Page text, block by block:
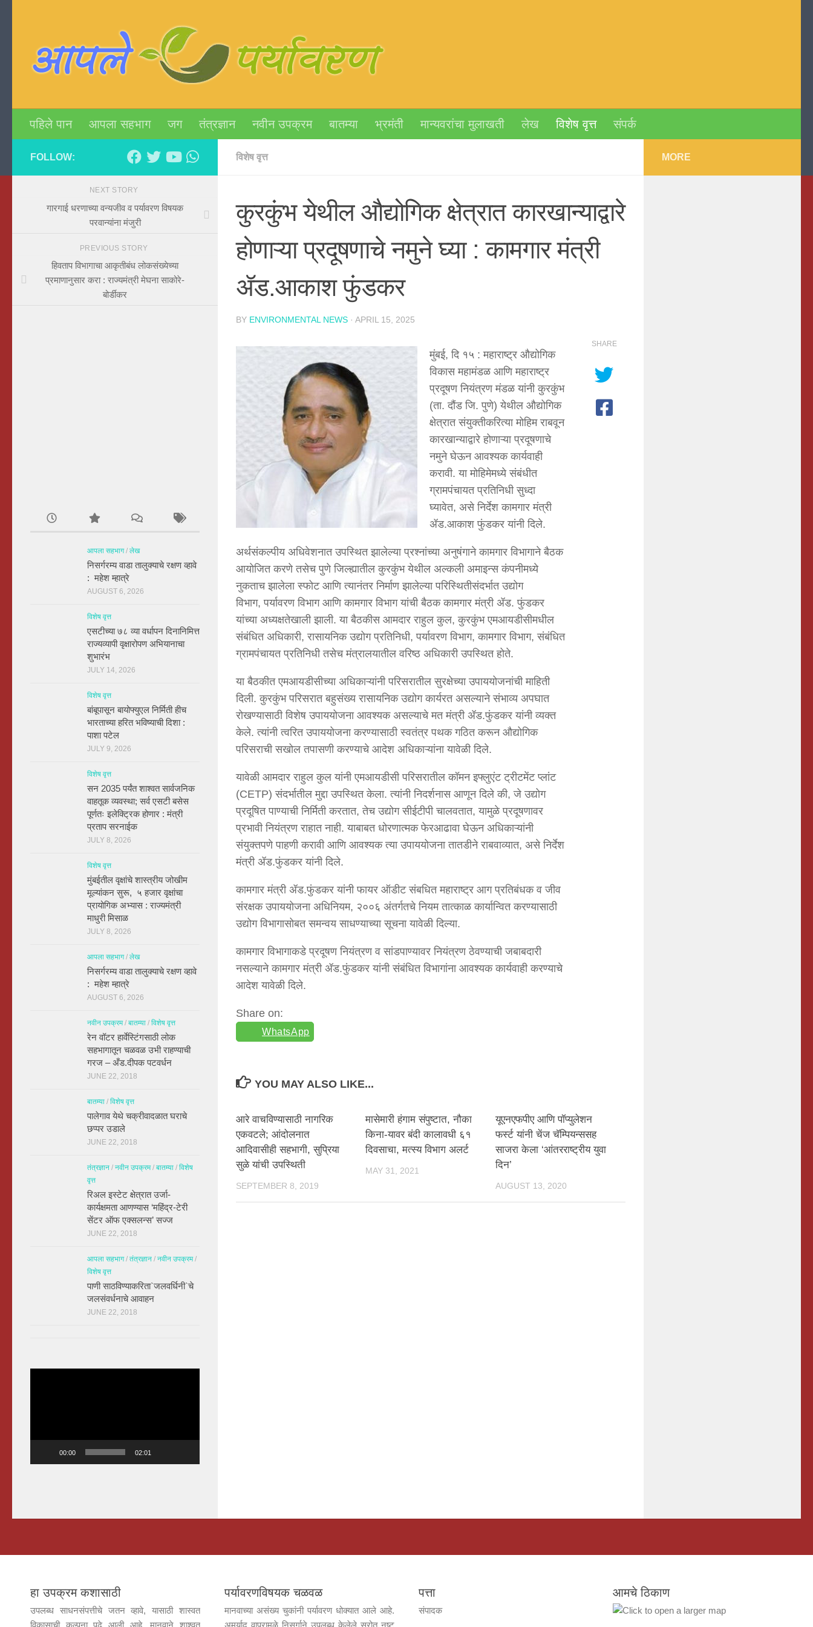
पहिले पान आपला सहभाग जग तंत्रज्ञान नवीन उपक्रम बातम्या भ्रमंती मान्यवरांचा मुलाखती लेख विशेष वृत्त संपर्क
विशेष वृत्त
कुरकुंभ येथील औद्योगिक क्षेत्रात कारखान्याद्वारे
होणाऱ्या प्रदूषणाचे नमुने घ्या : कामगार मंत्री
ॲड.आकाश फुंडकर
BY ENVIRONMENTAL NEWS · APRIL 15, 2025
मुंबई, दि १५ : महाराष्ट्र औद्योगिक
विकास महामंडळ आणि महाराष्ट्र
प्रदूषण नियंत्रण मंडळ यांनी कुरकुंभ
(ता. दौंड जि. पुणे) येथील औद्योगिक
क्षेत्रात संयुक्तीकरित्या मोहिम राबवून
कारखान्याद्वारे होणाऱ्या प्रदूषणाचे
नमुने घेऊन आवश्यक कार्यवाही
करावी. या मोहिमेमध्ये संबंधीत
ग्रामपंचायत प्रतिनिधी सुध्दा
घ्यावेत, असे निर्देश कामगार मंत्री
ॲड.आकाश फुंडकर यांनी दिले.
अर्थसंकल्पीय अधिवेशनात उपस्थित झालेल्या प्रश्नांच्या अनुषंगाने कामगार विभागाने बैठक
आयोजित करणे तसेच पुणे जिल्ह्यातील कुरकुंभ येथील अल्कली अमाइन्स कंपनीमध्ये
नुकताच झालेला स्फोट आणि त्यानंतर निर्माण झालेल्या परिस्थितीसंदर्भात उद्योग
विभाग, पर्यावरण विभाग आणि कामगार विभाग यांची बैठक कामगार मंत्री ॲड. फुंडकर
यांच्या अध्यक्षतेखाली झाली. या बैठकीस आमदार राहुल कुल, कुरकुंभ एमआयडीसीमधील
संबंधित अधिकारी, रासायनिक उद्योग प्रतिनिधी, पर्यावरण विभाग, कामगार विभाग, संबंधित
ग्रामपंचायत प्रतिनिधी तसेच मंत्रालयातील वरिष्ठ अधिकारी उपस्थित होते.
या बैठकीत एमआयडीसीच्या अधिकाऱ्यांनी परिसरातील सुरक्षेच्या उपाययोजनांची माहिती
दिली. कुरकुंभ परिसरात बहुसंख्य रासायनिक उद्योग कार्यरत असल्याने संभाव्य अपघात
रोखण्यासाठी विशेष उपाययोजना आवश्यक असल्याचे मत मंत्री ॲड.फुंडकर यांनी व्यक्त
केले. त्यांनी त्वरित उपाययोजना करण्यासाठी स्वतंत्र पथक गठित करून औद्योगिक
परिसराची सखोल तपासणी करण्याचे आदेश अधिकाऱ्यांना यावेळी दिले.
यावेळी आमदार राहुल कुल यांनी एमआयडीसी परिसरातील कॉमन इफ्लुएंट ट्रीटमेंट प्लांट
(CETP) संदर्भातील मुद्दा उपस्थित केला. त्यांनी निदर्शनास आणून दिले की, जे उद्योग
प्रदूषित पाण्याची निर्मिती करतात, तेच उद्योग सीईटीपी चालवतात, यामुळे प्रदूषणावर
प्रभावी नियंत्रण राहात नाही. याबाबत धोरणात्मक फेरआढावा घेऊन अधिकाऱ्यांनी
संयुक्तपणे पाहणी करावी आणि आवश्यक त्या उपाययोजना तातडीने राबवाव्यात, असे निर्देश
मंत्री ॲड.फुंडकर यांनी दिले.
कामगार मंत्री ॲड.फुंडकर यांनी फायर ऑडीट संबधित महाराष्ट्र आग प्रतिबंधक व जीव
संरक्षक उपाययोजना अधिनियम, २००६ अंतर्गतचे नियम तात्काळ कार्यान्वित करण्यासाठी
उद्योग विभागासोबत समन्वय साधण्याच्या सूचना यावेळी दिल्या.
कामगार विभागाकडे प्रदूषण नियंत्रण व सांडपाण्यावर नियंत्रण ठेवण्याची जबाबदारी
नसल्याने कामगार मंत्री ॲड.फुंडकर यांनी संबंधित विभागांना आवश्यक कार्यवाही करण्याचे
आदेश यावेळी दिले.
Share on:
WhatsApp
SHARE
YOU MAY ALSO LIKE...
आरे वाचविण्यासाठी नागरिक
एकवटले; आंदोलनात
आदिवासीही सहभागी, सुप्रिया
सुळे यांची उपस्थिती
SEPTEMBER 8, 2019
मासेमारी हंगाम संपुष्टात, नौका
किना-यावर बंदी कालावधी ६१
दिवसाचा, मत्स्य विभाग अलर्ट
MAY 31, 2021
यूएनएफपीए आणि पॉप्युलेशन
फर्स्ट यांनी चेंज चॅम्पियन्ससह
साजरा केला ‘आंतरराष्ट्रीय युवा
दिन’
AUGUST 13, 2020
FOLLOW:
NEXT STORY
गारगाई धरणाच्या वन्यजीव व पर्यावरण विषयक
परवान्यांना मंजुरी
PREVIOUS STORY
हिवताप विभागाचा आकृतीबंध लोकसंख्येच्या
प्रमाणानुसार करा : राज्यमंत्री मेघना साकोरे-
बोर्डीकर
आपला सहभाग/ लेख
निसर्गरम्य वाडा तालुक्याचे रक्षण व्हावे
: महेश म्हात्रे
AUGUST 6, 2026
विशेष वृत्त
एसटीच्या ७८ व्या वर्धापन दिनानिमित्त
राज्यव्यापी वृक्षारोपण अभियानाचा
शुभारंभ
JULY 14, 2026
विशेष वृत्त
बांबूपासून बायोफ्युएल निर्मिती हीच
भारताच्या हरित भविष्याची दिशा :
पाशा पटेल
JULY 9, 2026
विशेष वृत्त
सन 2035 पर्यंत शाश्वत सार्वजनिक
वाहतूक व्यवस्था; सर्व एसटी बसेस
पूर्णतः इलेक्ट्रिक होणार : मंत्री
प्रताप सरनाईक
JULY 8, 2026
विशेष वृत्त
मुंबईतील वृक्षांचे शास्त्रीय जोखीम
मूल्यांकन सुरू, ५ हजार वृक्षांचा
प्रायोगिक अभ्यास : राज्यमंत्री
माधुरी मिसाळ
JULY 8, 2026
आपला सहभाग/ लेख
निसर्गरम्य वाडा तालुक्याचे रक्षण व्हावे
: महेश म्हात्रे
AUGUST 6, 2026
नवीन उपक्रम/ बातम्या / विशेष वृत्त
रेन वॉटर हार्वेस्टिंगसाठी लोक
सहभागातून चळवळ उभी राहण्याची
गरज – अँड.दीपक पटवर्धन
JUNE 22, 2018
बातम्या / विशेष वृत्त
पालेगाव येथे चक्रीवादळात घराचे
छप्पर उडाले
JUNE 22, 2018
तंत्रज्ञान / नवीन उपक्रम/ बातम्या / विशेष
वृत्त
रिअल इस्टेट क्षेत्रात उर्जा-
कार्यक्षमता आणण्यास ‘महिंद्र-टेरी
सेंटर ऑफ एक्सलन्स’ सज्ज
JUNE 22, 2018
आपला सहभाग/ तंत्रज्ञान / नवीन उपक्रम/
विशेष वृत्त
पाणी साठविण्याकरिता`जलवर्धिनी`चे
जलसंवर्धनाचे आवाहन
JUNE 22, 2018
00:00 02:01
MORE
हा उपक्रम कशासाठी
उपलब्ध साधनसंपत्तीचे जतन व्हावे, यासाठी शास्वत
विकासाची कल्पना पुढे आली आहे. मानवाने शाश्वत
पर्यावरणविषयक चळवळ
मानवाच्या असंख्य चुकांनी पर्यावरण धोक्यात आले आहे.
अमर्याद वापरामुळे निसर्गाने उपलब्ध केलेले स्रोत नष्ट
पत्ता
संपादक
आमचे ठिकाण